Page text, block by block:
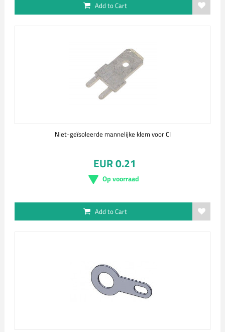
Add to Cart
Niet-geïsoleerde mannelijke klem voor CI
EUR 0.21
Op voorraad
Add to Cart